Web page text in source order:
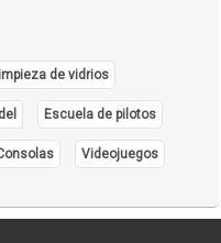
de vidrios
Escuela de pilotos
Videojuegos